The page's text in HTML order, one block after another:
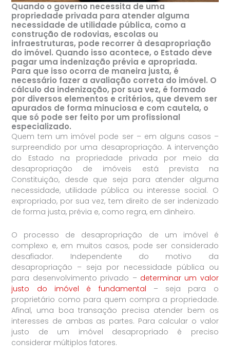
Quando o governo necessita de uma
propriedade privada para atender alguma
necessidade de utilidade pública, como a
construção de rodovias, escolas ou
infraestruturas, pode recorrer à desapropriação
do imóvel. Quando isso acontece, o Estado deve
pagar uma indenização prévia e apropriada.
Para que isso ocorra de maneira justa, é
necessário fazer a avaliação correta do imóvel. O
cálculo da indenização, por sua vez, é formado
por diversos elementos e critérios, que devem ser
apurados de forma minuciosa e com cautela, o
que só pode ser feito por um profissional
especializado.
Quem tem um imóvel pode ser – em alguns casos –
surpreendido por uma desapropriação. A intervenção
do Estado na propriedade privada por meio da
desapropriação de imóveis está prevista na
Constituição, desde que seja para atender alguma
necessidade, utilidade pública ou interesse social. O
expropriado, por sua vez, tem direito de ser indenizado
de forma justa, prévia e, como regra, em dinheiro.
O processo de desapropriação de um imóvel é
complexo e, em muitos casos, pode ser considerado
desafiador. Independente do motivo da
desapropriação – seja por necessidade pública ou
para desenvolvimento privado – determinar um valor
justo do imóvel é fundamental – seja para o
proprietário como para quem compra a propriedade.
Afinal, uma boa transação precisa atender bem os
interesses de ambas as partes. Para calcular o valor
justo de um imóvel desapropriado é preciso
considerar múltiplos fatores.